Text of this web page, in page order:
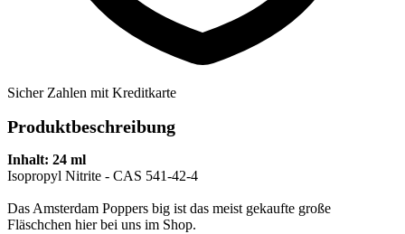
Sicher Zahlen mit Kreditkarte
Produktbeschreibung
Inhalt: 24 ml
Isopropyl Nitrite - CAS 541-42-4
Das Amsterdam Poppers big ist das meist gekaufte große
Fläschchen hier bei uns im Shop.